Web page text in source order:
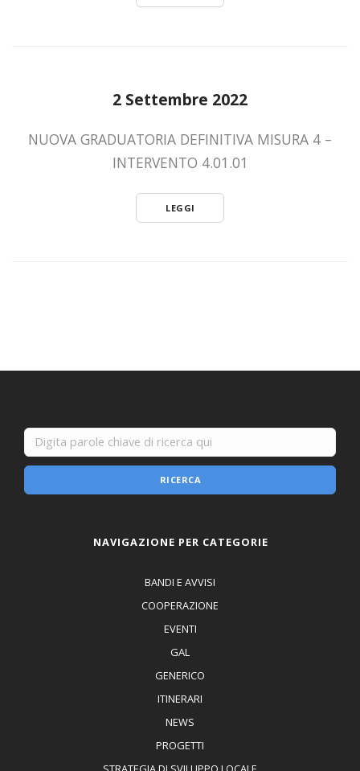
2 Settembre 2022
NUOVA GRADUATORIA DEFINITIVA MISURA 4 –
INTERVENTO 4.01.01
LEGGI
RICERCA
NAVIGAZIONE PER CATEGORIE
BANDI E AVVISI
COOPERAZIONE
EVENTI
GAL
GENERICO
ITINERARI
NEWS
PROGETTI